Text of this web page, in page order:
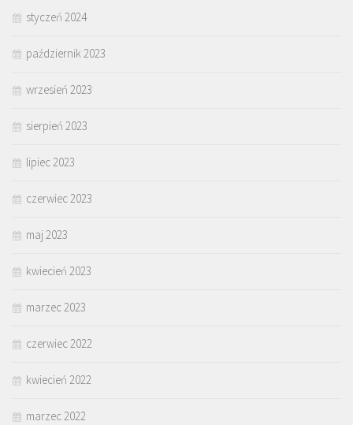
styczeń 2024
październik 2023
wrzesień 2023
sierpień 2023
lipiec 2023
czerwiec 2023
maj 2023
kwiecień 2023
marzec 2023
czerwiec 2022
kwiecień 2022
marzec 2022